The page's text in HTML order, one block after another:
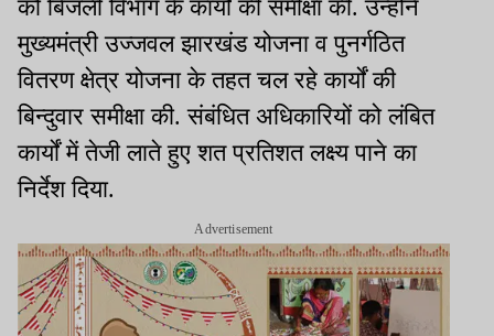
को बिजली विभाग के कार्यों की समीक्षा की. उन्होंने
मुख्यमंत्री उज्जवल झारखंड योजना व पुनर्गठित
वितरण क्षेत्र योजना के तहत चल रहे कार्यों की
बिन्दुवार समीक्षा की. संबंधित अधिकारियों को लंबित
कार्यों में तेजी लाते हुए शत प्रतिशत लक्ष्य पाने का
निर्देश दिया.
Advertisement